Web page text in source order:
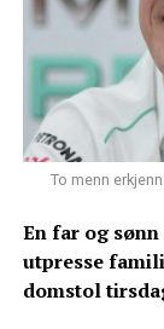
To menn
En far og
utpresse
domstol